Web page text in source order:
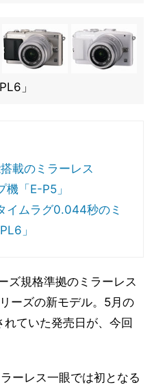
」
載のミラーレス
機「E-P5」
イムラグ0.044秒のミ
」
ズ規格準拠のミラーレス
ーズの新モデル。5月の
ていた発売日が、今回
ーレス一眼では初となる